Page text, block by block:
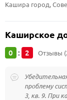
Кашира город,
Каширское
0 : 2 Отзывы
проблему
3, кв. 9. При